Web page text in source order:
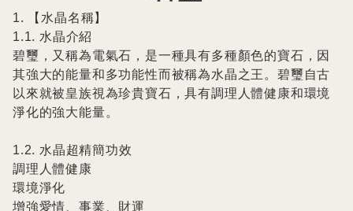
1. 【水晶名稱】
1.1. 水晶介紹
碧璽，又稱為電氣石，是一種具有多種顏色的寶石，因
其強大的能量和多功能性而被稱為水晶之王。碧璽自古
以來就被皇族視為珍貴寶石，具有調理人體健康和環境
淨化的強大能量。
1.2. 水晶超精簡功效
調理人體健康
環境淨化
增強愛情、事業、財運